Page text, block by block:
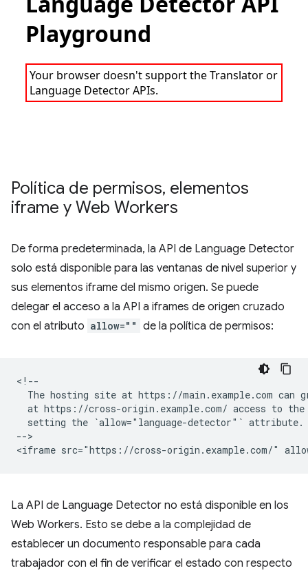
Política de permisos, elementos
iframe y Web Workers
De forma predeterminada, la API de Language Detector
solo está disponible para las ventanas de nivel superior y
sus elementos iframe del mismo origen. Se puede
delegar el acceso a la API a iframes de origen cruzado
con el atributo allow="" de la política de permisos:
<!--
The hosting site at https://main.example.com can
at https://cross-origin.example.com/ access to
  setting the `allow="language-detector"` attribute.
-->
La API de Language Detector no está disponible en los
Web Workers. Esto se debe a la complejidad de
establecer un documento responsable para cada
trabajador con el fin de verificar el estado con respecto